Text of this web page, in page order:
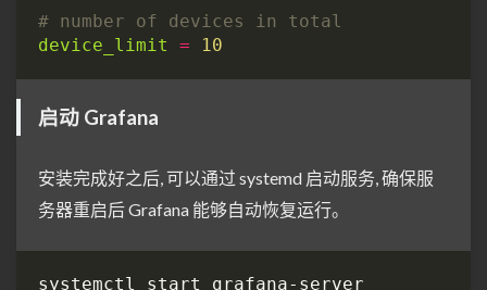
# number of devices in total
device_limit
= 10
启动 Grafana
安装完成好之后, 可以通过 systemd 启动服务, 确保服
务器重启后 Grafana 能够自动恢复运行。